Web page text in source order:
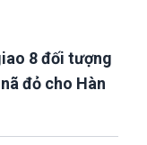
8 đối tượng
đỏ cho Hàn